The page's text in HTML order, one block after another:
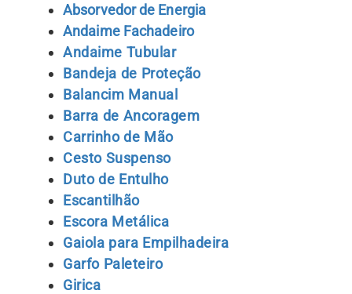
Absorvedor de Energia
Andaime Fachadeiro
Andaime Tubular
Bandeja de Proteção
Balancim Manual
Barra de Ancoragem
Carrinho de Mão
Cesto Suspenso
Duto de Entulho
Escantilhão
Escora Metálica
Gaiola para Empilhadeira
Garfo Paleteiro
Girica